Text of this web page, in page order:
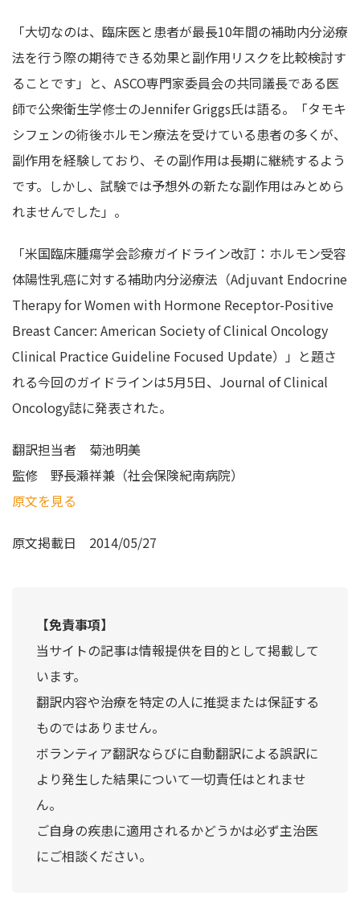
「大切なのは、臨床医と患者が最長10年間の補助内分泌療
法を行う際の期待できる効果と副作用リスクを比較検討す
ることです」と、ASCO専門家委員会の共同議長である医
師で公衆衛生学修士のJennifer Griggs氏は語る。「タモキ
シフェンの術後ホルモン療法を受けている患者の多くが、
副作用を経験しており、その副作用は長期に継続するよう
です。しかし、試験では予想外の新たな副作用はみとめら
れませんでした」。
「米国臨床腫瘍学会診療ガイドライン改訂：ホルモン受容
体陽性乳癌に対する補助内分泌療法（Adjuvant Endocrine
Therapy for Women with Hormone Receptor-Positive
Breast Cancer: American Society of Clinical Oncology
Clinical Practice Guideline Focused Update）」と題さ
れる今回のガイドラインは5月5日、Journal of Clinical
Oncology誌に発表された。
翻訳担当者 菊池明美
監修 野長瀬祥兼（社会保険紀南病院）
原文を見る
原文掲載日 2014/05/27
【免責事項】
当サイトの記事は情報提供を目的として掲載して
います。
翻訳内容や治療を特定の人に推奨または保証する
ものではありません。
ボランティア翻訳ならびに自動翻訳による誤訳に
より発生した結果について一切責任はとれませ
ん。
ご自身の疾患に適用されるかどうかは必ず主治医
にご相談ください。